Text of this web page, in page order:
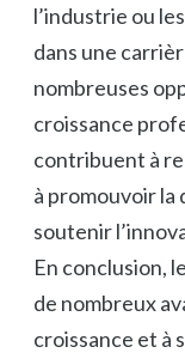
l’industrie ou
dans une
nombreuses
croissance
contribuent à
à promouvoir la
soutenir
En conclusion,
de nombreux
croissance et à